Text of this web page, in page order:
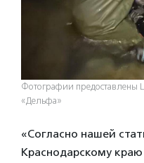
Фотографии предоставлены
«Дельфа»
«Согласно нашей
Краснодарскому